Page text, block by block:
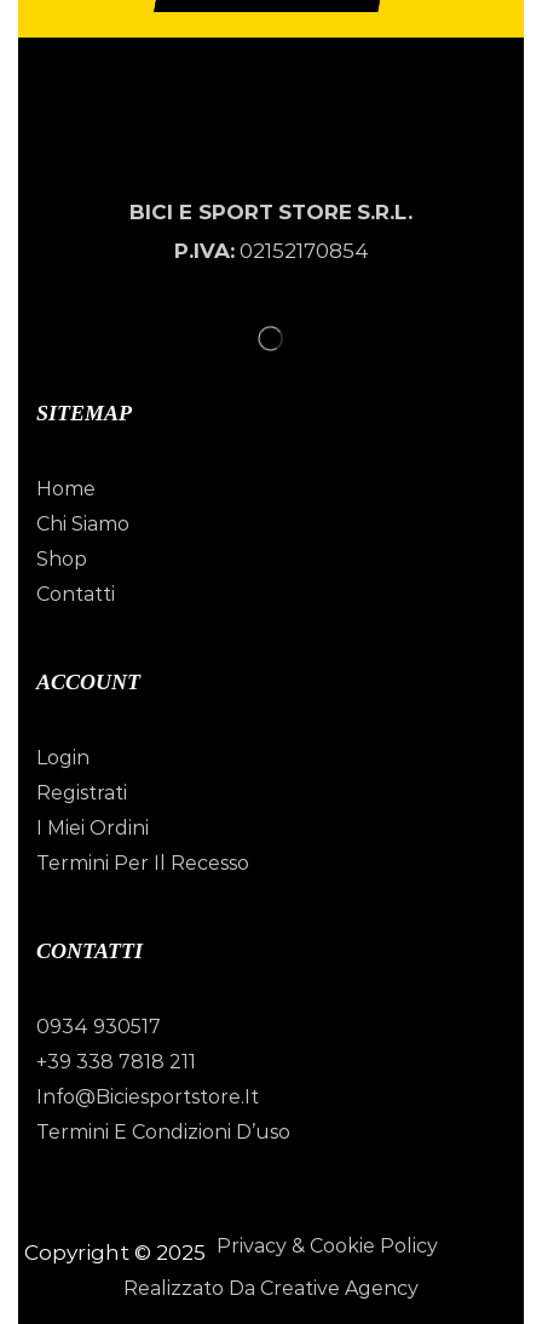
BICI E SPORT STORE S.R.L.
P.IVA:02152170854
SITEMAP
Home
Chi Siamo
Shop
Contatti
ACCOUNT
Login
Registrati
I Miei Ordini
Termini Per Il Recesso
CONTATTI
0934 930517
+39 338 7818 211
Info@biciesportstore.it
Termini E Condizioni D’uso
Copyright © 2025
Privacy & Cookie Policy
Realizzato Da Creative Agency